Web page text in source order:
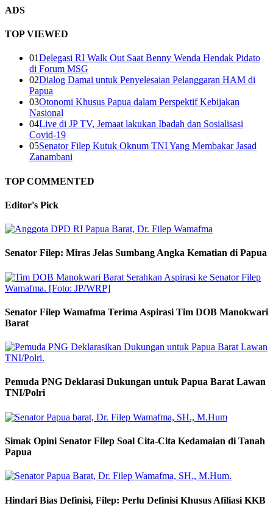
ADS
TOP VIEWED
01Delegasi RI Walk Out Saat Benny Wenda Hendak Pidato
di Forum MSG
02Dialog Damai untuk Penyelesaian Pelanggaran HAM di
Papua
03Otonomi Khusus Papua dalam Perspektif Kebijakan
Nasional
04Live di JP TV, Jemaat lakukan Ibadah dan Sosialisasi
Covid-19
05Senator Filep Kutuk Oknum TNI Yang Membakar Jasad
Zanambani
TOP COMMENTED
Editor's Pick
Senator Filep: Miras Jelas Sumbang Angka Kematian di Papua
Senator Filep Wamafma Terima Aspirasi Tim DOB Manokwari
Barat
Pemuda PNG Deklarasi Dukungan untuk Papua Barat Lawan
TNI/Polri
Simak Opini Senator Filep Soal Cita-Cita Kedamaian di Tanah
Papua
Hindari Bias Definisi, Filep: Perlu Definisi Khusus Afiliasi KKB